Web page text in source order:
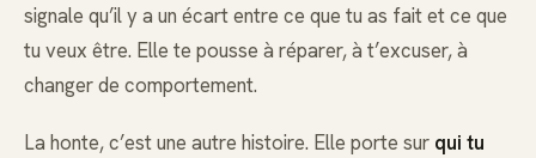
signale qu’il y a un écart entre ce que tu as fait et ce que
tu veux être. Elle te pousse à réparer, à t’excuser, à
changer de comportement.
La honte, c’est une autre histoire. Elle porte sur qui tu